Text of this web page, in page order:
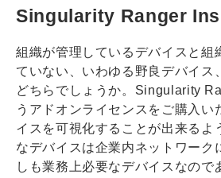
Singularity Ranger
組織が管理しているデバイスと組
ていない、いわゆる野良デバイス
どちらでしょうか。Singularity
うアドオンライセンスをご購入い
イスを可視化することが出来るよ
なデバイスは企業内ネットワーク
しも業務上必要なデバイスなので